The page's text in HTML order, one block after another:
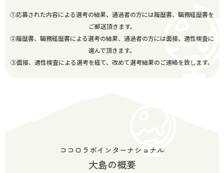
①応募された内容による選考の結果、通過者の方には履歴書、職務経歴書を
ご郵送頂きます。
②履歴書、職務経歴書による選考の結果、通過者の方には面接、適性検査に
進んで頂きます。
③面接、適性検査による選考を経て、改めて選考結果のご連絡を致します。
ココロラボインターナショナル
大島の概要